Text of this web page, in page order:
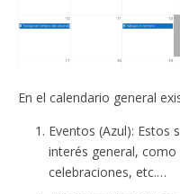
En el calendario general
Eventos (Azul): Estos
interés general,
celebraciones, etc.…